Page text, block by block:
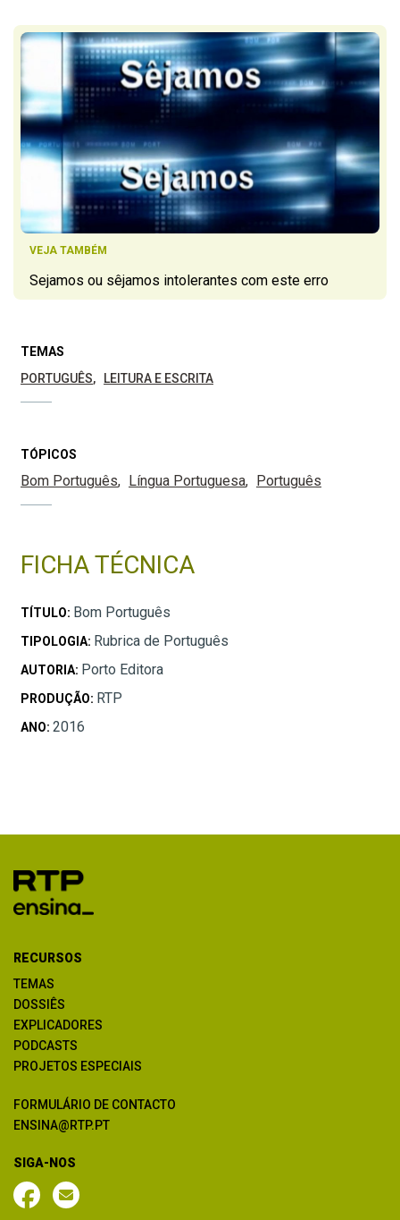
VEJA TAMBÉM
Sejamos ou sêjamos intolerantes com este erro
TEMAS
PORTUGUÊS
LEITURA E ESCRITA
TÓPICOS
Bom Português Língua Portuguesa Português
FICHA TÉCNICA
TÍTULO: Bom Português
TIPOLOGIA: Rubrica de Português
AUTORIA: Porto Editora
PRODUÇÃO: RTP
ANO: 2016
RECURSOS
TEMAS
DOSSIÊS
EXPLICADORES
PODCASTS
PROJETOS ESPECIAIS
FORMULÁRIO DE CONTACTO
ENSINA@RTP.PT
SIGA-NOS